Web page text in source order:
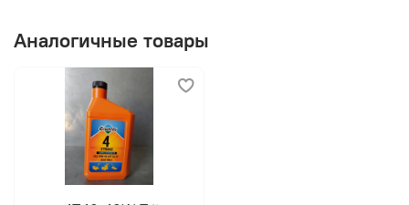
Аналогичные товары